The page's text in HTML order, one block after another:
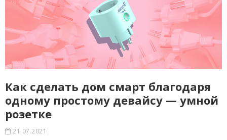
Как сделать дом смарт благодаря
одному простому девайсу — умной
розетке
21.07.2021